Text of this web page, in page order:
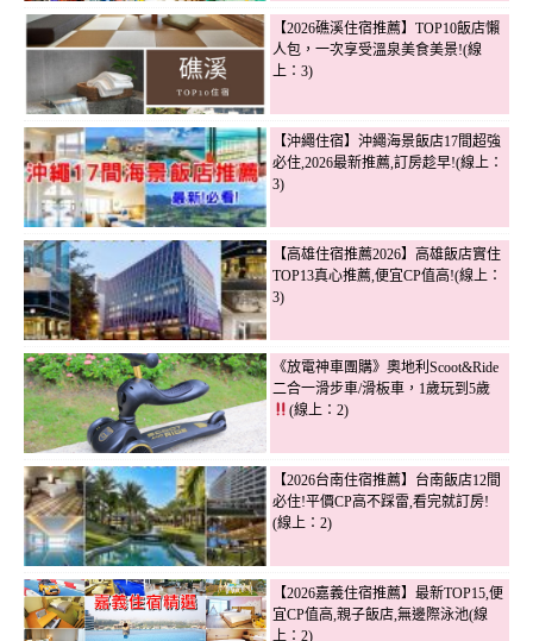
【2026礁溪住宿推薦】TOP10飯店懶
人包，一次享受溫泉美食美景!(線
上：3)
【沖繩住宿】沖繩海景飯店17間超強
必住,2026最新推薦,訂房趁早!(線上：
3)
【高雄住宿推薦2026】高雄飯店實住
TOP13真心推薦,便宜CP值高!(線上：
3)
《放電神車團購》奧地利Scoot&Ride
二合一滑步車/滑板車，1歲玩到5歲
(線上：2)
【2026台南住宿推薦】台南飯店12間
必住!平價CP高不踩雷,看完就訂房!
(線上：2)
【2026嘉義住宿推薦】最新TOP15,便
宜CP值高,親子飯店,無邊際泳池(線
上：2)